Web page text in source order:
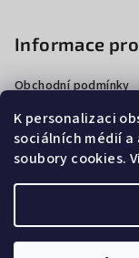
K personalizaci
sociálních médií
soubory cookies.
t
Informace
Obchodní podmínky
Podmínky ochrany
Doprava a platba
Vrácení zboží a